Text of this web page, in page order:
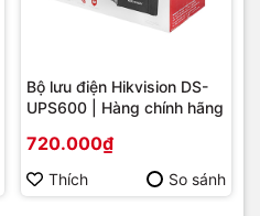
Bộ lưu điện Hikvision DS-
UPS600 | Hàng chính hãng
720.000₫
Thích So sánh